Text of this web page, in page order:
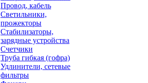
Провод, кабель
Светильники,
прожекторы
Стабилизаторы,
зарядные устройства
Счетчики
Труба гибкая (гофра)
Удлинители, сетевые
фильтры